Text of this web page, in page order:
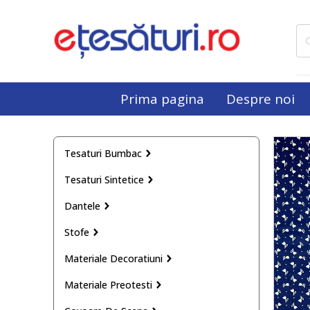
Prima pagina Despre noi
Tesaturi Bumbac
Tesaturi Sintetice
Dantele
Stofe
Materiale Decoratiuni
Materiale Preotesti